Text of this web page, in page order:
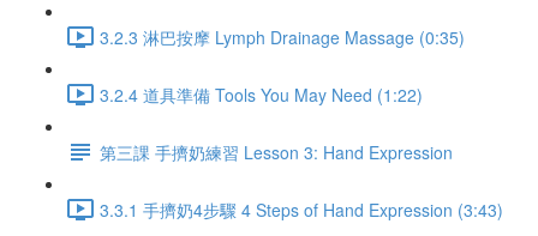
3.2.3 淋巴按摩 Lymph Drainage Massage (0:35)
3.2.4 道具準備 Tools You May Need (1:22)
第三課 手擠奶練習 Lesson 3: Hand Expression
3.3.1 手擠奶4步驟 4 Steps of Hand Expression (3:43)